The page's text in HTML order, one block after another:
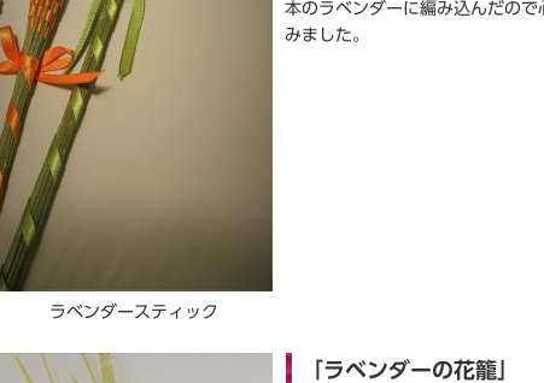
ラベンダースティック
本のラベンダーに編み込んだの
みました。
「ラベンダーの花籠」